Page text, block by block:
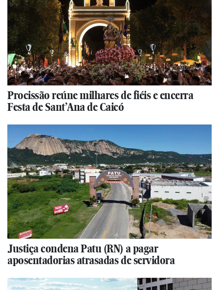
Procissão reúne milhares de fiéis e encerra
Festa de Sant’Ana de Caicó
Justiça condena Patu (RN) a pagar
aposentadorias atrasadas de servidora